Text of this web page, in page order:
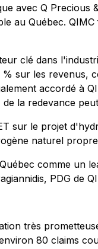
avec Q
au Québec.
clé dans
sur les
accordé à
la redevance
sur le projet
naturel
comme un
PDG de
très
80 claims